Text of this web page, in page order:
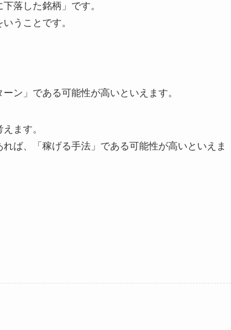
落した銘柄」です。
うことです。
ン」である可能性が高いといえます。
ます。
ば、「稼げる手法」である可能性が高いといえま